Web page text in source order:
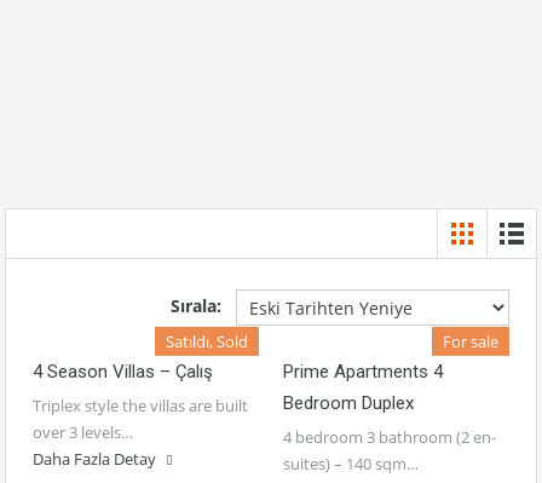
Sırala:
Satıldı, Sold
4 Season Villas – Çalış
Triplex style the villas are built
over 3 levels…
Daha Fazla Detay
For sale
Prime Apartments 4
Bedroom Duplex
4 bedroom 3 bathroom (2 en-
suites) – 140 sqm…